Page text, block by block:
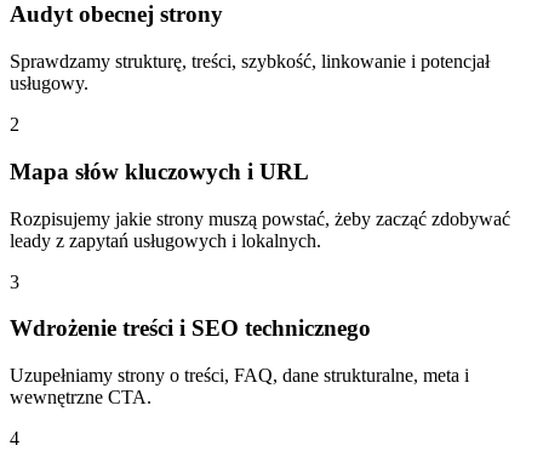
Audyt obecnej strony
Sprawdzamy strukturę, treści, szybkość, linkowanie i potencjał
usługowy.
2
Mapa słów kluczowych i URL
Rozpisujemy jakie strony muszą powstać, żeby zacząć zdobywać
leady z zapytań usługowych i lokalnych.
3
Wdrożenie treści i SEO technicznego
Uzupełniamy strony o treści, FAQ, dane strukturalne, meta i
wewnętrzne CTA.
4